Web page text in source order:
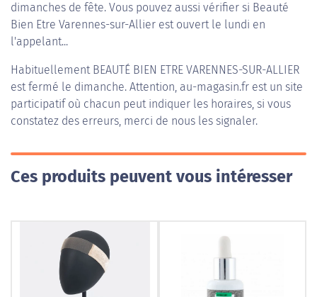
dimanches de fête. Vous pouvez aussi vérifier si Beauté
Bien Etre Varennes-sur-Allier est ouvert le lundi en
l'appelant...
Habituellement BEAUTÉ BIEN ETRE VARENNES-SUR-ALLIER
est fermé le dimanche. Attention, au-magasin.fr est un site
participatif où chacun peut indiquer les horaires, si vous
constatez des erreurs, merci de nous les signaler.
Ces produits peuvent vous intéresser